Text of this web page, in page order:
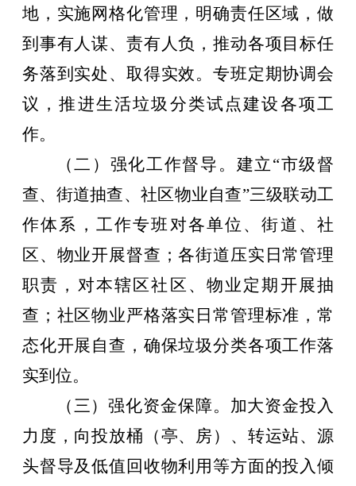
地，实施网格化管理，明确责任区域，做
到事有人谋、责有人负，推动各项目标任
务落到实处、取得实效。专班定期协调会
议，推进生活垃圾分类试点建设各项工
作。
（二）强化工作督导。 建立“市级督
查、街道抽查、社区物业自查”三级联动工
作体系， 工作专班对各单位、街道、社
区、物业开展督查； 各街道压实日常管理
职责，对本辖区社区、物业定期开展抽
查；社区物业严格落实日常管理标准，常
态化开展自查，确保垃圾分类各项工作落
实到位。
（三）强化资金保障。 加大资金投入
力度，向投放桶（亭、房）、转运站、源
头督导及低值回收物利用等方面的投入倾